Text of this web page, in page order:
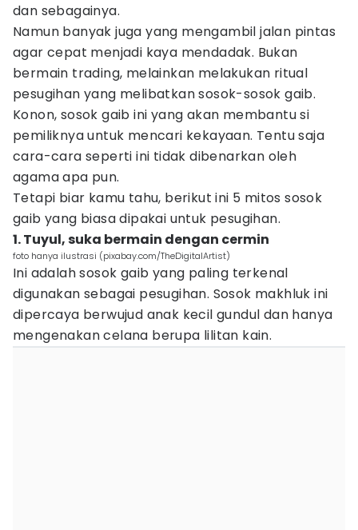
dan sebagainya.
Namun banyak juga yang mengambil jalan pintas
agar cepat menjadi kaya mendadak. Bukan
bermain trading, melainkan melakukan ritual
pesugihan yang melibatkan sosok-sosok gaib.
Konon, sosok gaib ini yang akan membantu si
pemiliknya untuk mencari kekayaan. Tentu saja
cara-cara seperti ini tidak dibenarkan oleh
agama apa pun.
Tetapi biar kamu tahu, berikut ini 5 mitos sosok
gaib yang biasa dipakai untuk pesugihan.
1. Tuyul, suka bermain dengan cermin
foto hanya ilustrasi (pixabay.com/TheDigitalArtist)
Ini adalah sosok gaib yang paling terkenal
digunakan sebagai pesugihan. Sosok makhluk ini
dipercaya berwujud anak kecil gundul dan hanya
mengenakan celana berupa lilitan kain.